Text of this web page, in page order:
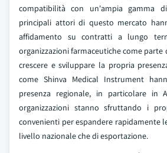
compatibilità con un'ampia gamma
principali attori di questo mercato
affidamento su contratti a lungo
organizzazioni farmaceutiche come
crescere e sviluppare la propria
come Shinva Medical Instrument
presenza regionale, in particolare in
organizzazioni stanno sfruttando i
convenienti per espandere rapidamente
livello nazionale che di esportazione.